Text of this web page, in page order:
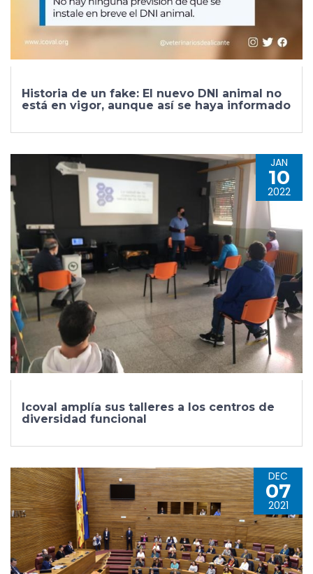
Historia de un fake: El nuevo DNI animal no
está en vigor, aunque así se haya informado
JAN
10
2022
Icoval amplía sus talleres a los centros de
diversidad funcional
DEC
07
2021